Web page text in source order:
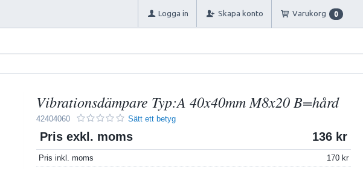
Logga in Skapa konto Varukorg 0
Vibrationsdämpare Typ:A 40x40mm M8x20 B=hård
42404060 Sätt ett betyg
Pris exkl. moms 136
Pris inkl. moms
170